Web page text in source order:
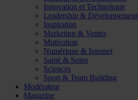
Innovation et Technologie
Leadership & Développement
Inspiration
Marketing & Ventes
Motivation
Numérique & Internet
Santé & Soins
Sciences
Sport & Team Building
Modérateur
Magazine